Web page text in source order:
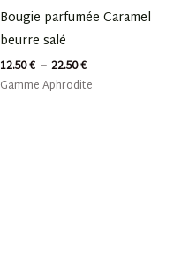
Bougie parfumée Caramel
beurre salé
12.50€ – 22.50€
Gamme Aphrodite